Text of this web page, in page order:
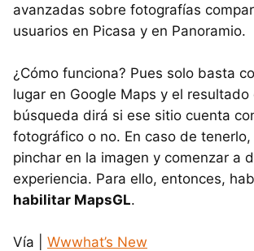
avanzadas sobre fotografías
usuarios en Picasa y en Panoramio.
¿Cómo funciona? Pues solo basta
lugar en Google Maps y el resultado
búsqueda dirá si ese sitio cuenta
fotográfico o no. En caso de
pinchar en la imagen y comenzar a
experiencia. Para ello, entonces,
habilitar MapsGL.
Vía | Wwwhat’s New